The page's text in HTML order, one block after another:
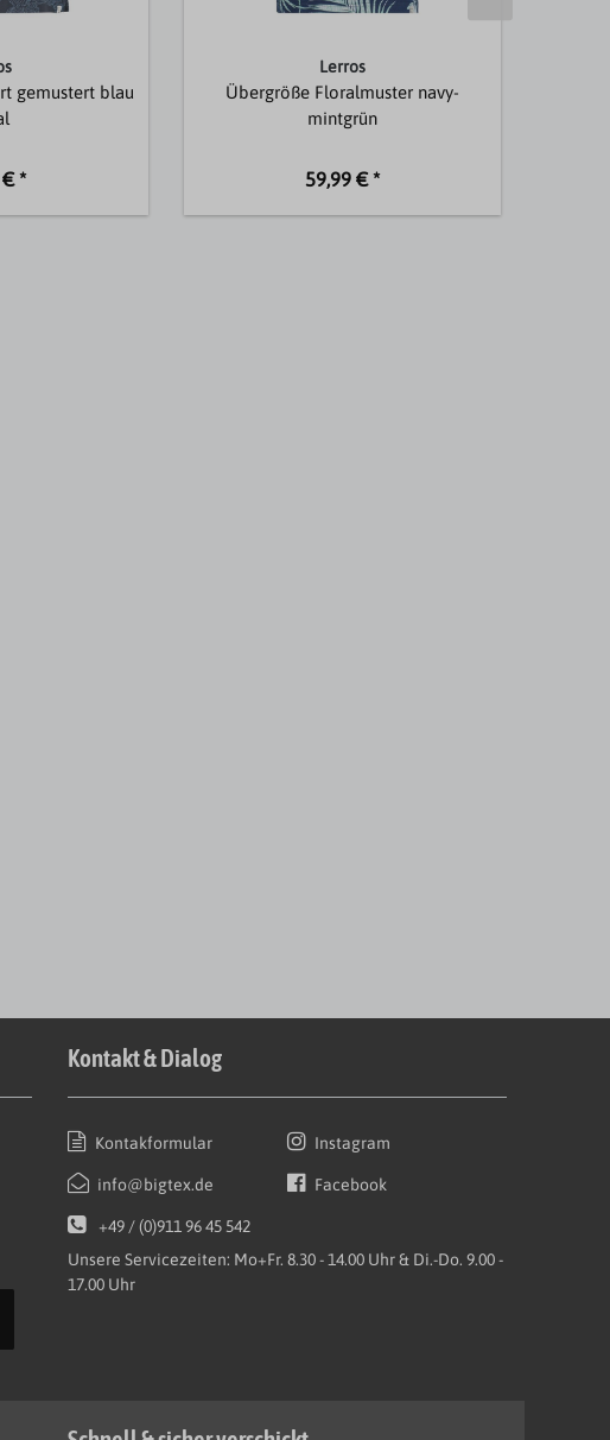
gemustert blau
*
Lerros
Übergröße Floralmuster navy-
mintgrün
59,99 € *
Kontakt & Dialog
Kontakformular
info@bigtex.de
Instagram
Facebook
+49 / (0)911 96 45 542
Unsere Servicezeiten: Mo+Fr. 8.30 - 14.00 Uhr & Di.-Do. 9.00 -
17.00 Uhr